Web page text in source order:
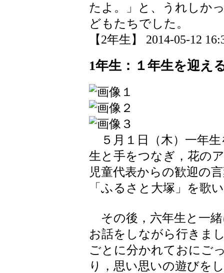
たよ。」と、うれしか
どもたちでした。
【2年生】 2014-05-12
1年生：１年生を迎え
５月１日（木）一年
生と手をつなぎ，花の
児童代表からの歓迎の
「ふるさと大塚」を歌
その後，六年生と一
お話をしながら行きま
ごとに分かれておにご
り，思い思いの遊びを